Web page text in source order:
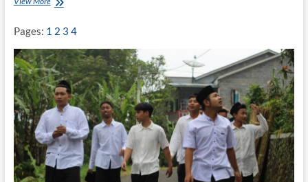
D
E
K
S
D
U
K
A
C
I
T
A
Pages: 1 2 3 4